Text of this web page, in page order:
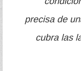
precisa de
cubra las